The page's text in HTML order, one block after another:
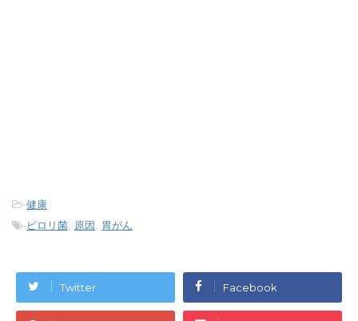
-健康
-ピロリ菌, 原因 , 胃がん
Twitter Facebook